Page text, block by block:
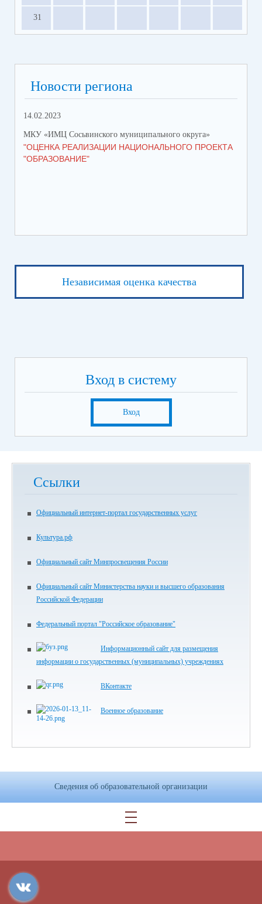
31
Новости региона
14.02.2023
МКУ «ИМЦ Сосьвинского муниципального округа»
"ОЦЕНКА РЕАЛИЗАЦИИ НАЦИОНАЛЬНОГО ПРОЕКТА
"ОБРАЗОВАНИЕ"
Независимая оценка качества
Вход в систему
Вход
Ссылки
Официальный интернет-портал государственных услуг
Культура.рф
Официальный сайт Минпросвещения России
Официальный сайт Министерства науки и высшего образования
Российской Федерации
Федеральный портал "Российское образование"
Информационный сайт для размещения
информации о государственных (муниципальных) учреждениях
ВКонтакте
Военное образование
Сведения об образовательной организации